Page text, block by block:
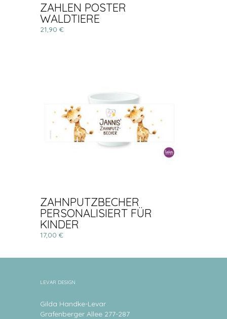
ZAHLEN POSTER
WALDTIERE
21,90 €
ZAHNPUTZBECHER
PERSONALISIERT FÜR
KINDER
17,00 €
LEVAR DESIGN
Gilda Handke-Levar
Grafenberger Allee 277-287